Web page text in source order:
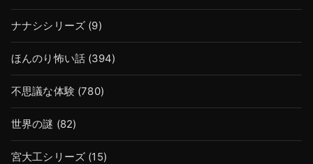
ナナシシリーズ (9)
ほんのり怖い話 (394)
不思議な体験 (780)
世界の謎 (82)
宮大工シリーズ (15)